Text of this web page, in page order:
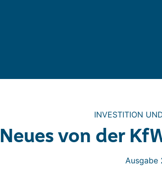
INVESTITION
Neues von der
Ausgabe